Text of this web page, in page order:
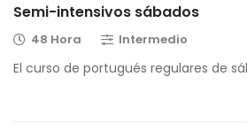
Semi-intensivos sábados
48 Hora Intermedio
El curso de portugués regulares de